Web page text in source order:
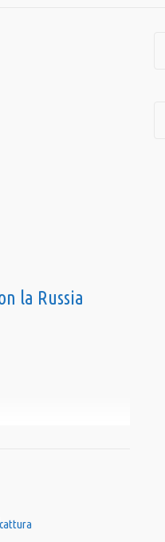
la Russia